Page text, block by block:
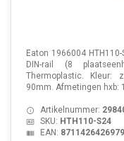
Eaton 1966004
DIN-rail (8
Thermoplastic. Kleur:
90mm. Afmetingen hxb:
Artikelnummer:
SKU: HTH110-S24
EAN: 8711426426979